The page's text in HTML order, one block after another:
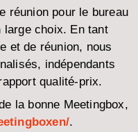
réunion pour le bureau
large choix. En tant
et de réunion, nous
indépendants
qualité-prix.
la bonne Meetingbox,
.